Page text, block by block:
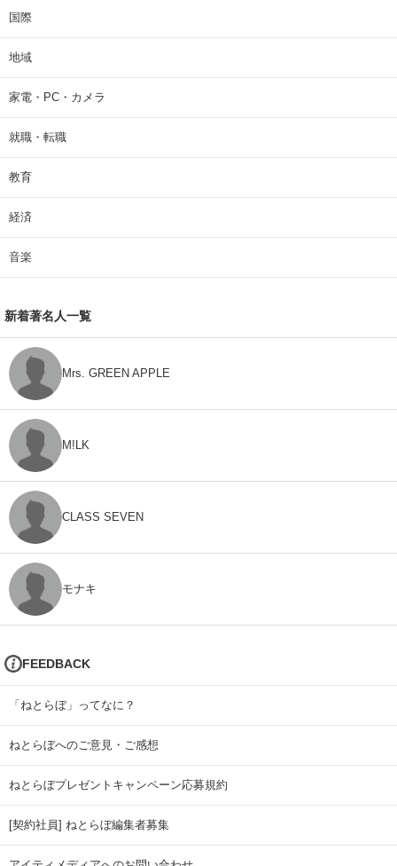
国際
地域
家電・PC・カメラ
就職・転職
教育
経済
音楽
新着著名人一覧
Mrs. GREEN APPLE
M!LK
CLASS SEVEN
モナキ
FEEDBACK
「ねとらぼ」ってなに？
ねとらぼへのご意見・ご感想
ねとらぼプレゼントキャンペーン応募規約
[契約社員] ねとらぼ編集者募集